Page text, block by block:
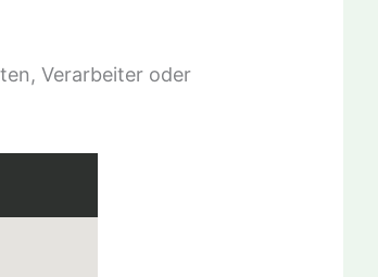
Verarbeiter oder